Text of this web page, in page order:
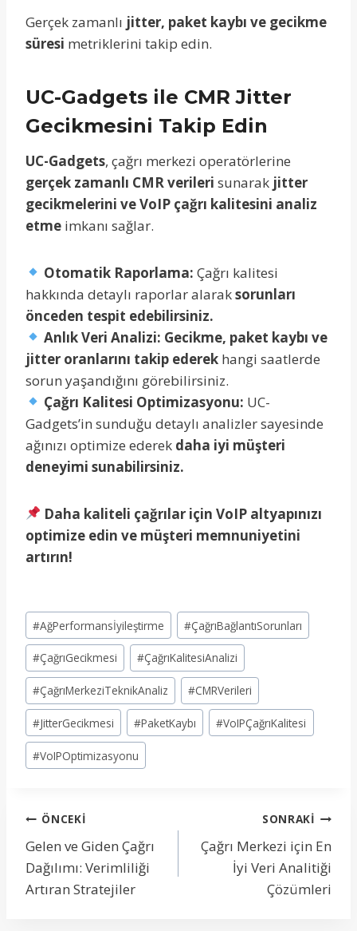
Gerçek zamanlı jitter, paket kaybı ve gecikme
süresi metriklerini takip edin.
UC-Gadgets ile CMR Jitter
Gecikmesini Takip Edin
UC-Gadgets, çağrı merkezi operatörlerine
gerçek zamanlı CMR verileri sunarak jitter
gecikmelerini ve VoIP çağrı kalitesini analiz
etme imkanı sağlar.
Otomatik Raporlama: Çağrı kalitesi
hakkında detaylı raporlar alaraksorunları
önceden tespit edebilirsiniz.
Anlık Veri Analizi: Gecikme, paket kaybı ve
jitter oranlarını takip ederek hangi saatlerde
sorun yaşandığını görebilirsiniz.
Çağrı Kalitesi Optimizasyonu: UC-
Gadgets’in sunduğu detaylı analizler sayesinde
ağınızı optimize ederek daha iyi müşteri
deneyimi sunabilirsiniz.
Daha kaliteli çağrılar için VoIP altyapınızı
optimize edin ve müşteri memnuniyetini
artırın!
Post
Tags:
#AğPerformansİyileştirme #ÇağrıBağlantıSorunları
#ÇağrıGecikmesi #ÇağrıKalitesiAnalizi
#ÇağrıMerkeziTeknikAnaliz #CMRVerileri
#JitterGecikmesi #PaketKaybı #VoIPÇağrıKalitesi
#VoIPOptimizasyonu
Yazı
gezinmesi
ÖNCEKI
Gelen ve Giden Çağrı
Dağılımı: Verimliliği
Artıran Stratejiler
SONRAKI
Çağrı Merkezi için En
İyi Veri Analitiği
Çözümleri